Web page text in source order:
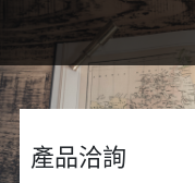
產品洽詢